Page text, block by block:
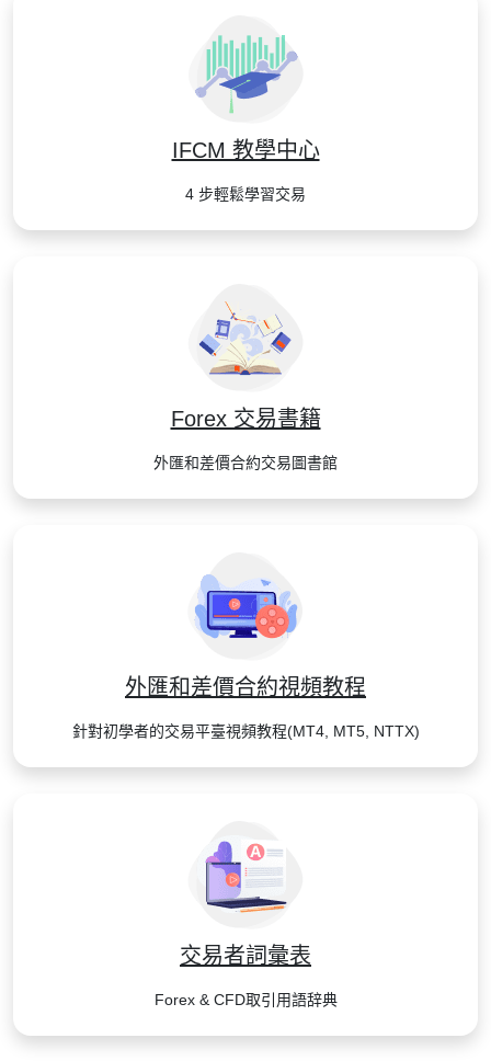
IFCM 教學中心
4 步輕鬆學習交易
Forex 交易書籍
外匯和差價合約交易圖書館
外匯和差價合約視頻教程
針對初學者的交易平臺視頻教程(MT4, MT5, NTTX)
交易者詞彙表
Forex & CFD取引用語辞典